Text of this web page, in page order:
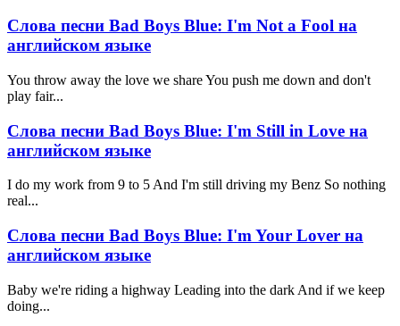
Слова песни Bad Boys Blue: I'm Not a Fool на
английском языке
You throw away the love we share You push me down and don't
play fair...
Слова песни Bad Boys Blue: I'm Still in Love на
английском языке
I do my work from 9 to 5 And I'm still driving my Benz So nothing
real...
Слова песни Bad Boys Blue: I'm Your Lover на
английском языке
Baby we're riding a highway Leading into the dark And if we keep
doing...